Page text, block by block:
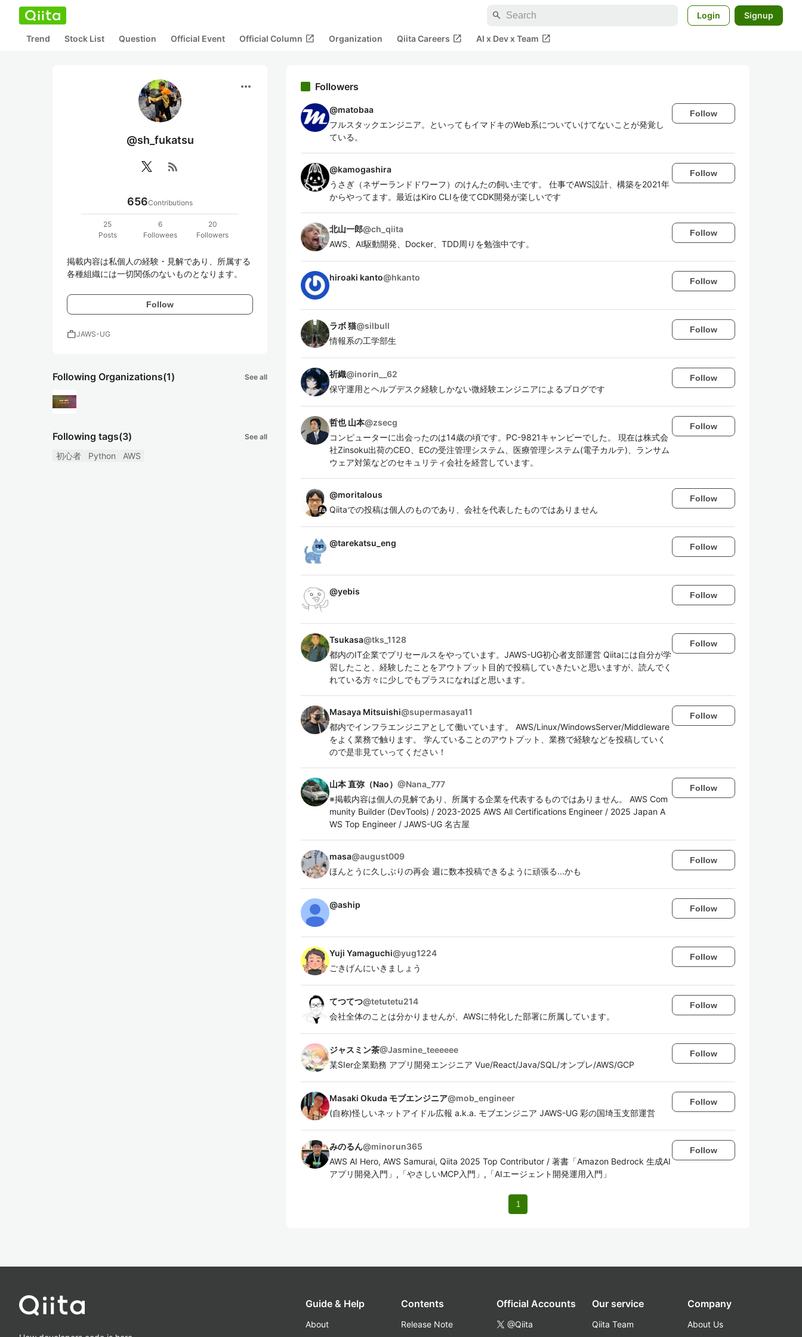
search Login Signup
Trend Stock List Question Official Event Official Column open_in_new Organization Qiita Careers open_in_new AI x Dev x Team open_in_new
more_horiz
@sh_fukatsu
rss_feed
656Contributions
25
Posts
6
Followees
20
Followers
掲載内容は私個人の経験・見解であり、所属する
各種組織には一切関係のないものとなります。
Follow
workJAWS-UG
Following Organizations(1) See all
Following tags(3) See all
初心者 Python AWS
Followers
@matobaa
フルスタックエンジニア。といってもイマドキのWeb系についていけてないことが発覚し
ている。
Follow
@kamogashira
うさぎ（ネザーランドドワーフ）のけんたの飼い主です。 仕事でAWS設計、構築を2021年
からやってます。最近はKiro CLIを使てCDK開発が楽しいです
Follow
北山一郎@ch_qiita
AWS、AI駆動開発、Docker、TDD周りを勉強中です。
Follow
hiroaki kanto@hkanto Follow
ラボ 猫@silbull
情報系の工学部生
Follow
祈織@inorin__62
保守運用とヘルプデスク経験しかない微経験エンジニアによるブログです
Follow
哲也 山本@zsecg
コンピューターに出会ったのは14歳の頃です。PC-9821キャンビーでした。 現在は株式会
社Zinsoku出荷のCEO、ECの受注管理システム、医療管理システム(電子カルテ)、ランサム
ウェア対策などのセキュリティ会社を経営しています。
Follow
@moritalous
Qiitaでの投稿は個人のものであり、会社を代表したものではありません
Follow
@tarekatsu_eng Follow
@yebis Follow
Tsukasa@tks_1128
都内のIT企業でプリセールスをやっています。JAWS-UG初心者支部運営 Qiitaには自分が学
習したこと、経験したことをアウトプット目的で投稿していきたいと思いますが、読んでく
れている方々に少しでもプラスになればと思います。
Follow
Masaya Mitsuishi@supermasaya11
都内でインフラエンジニアとして働いています。 AWS/Linux/WindowsServer/Middleware
をよく業務で触ります。 学んていることのアウトプット、業務で経験などを投稿していく
ので是非見ていってください！
Follow
山本 直弥（Nao） @Nana_777
※掲載内容は個人の見解であり、所属する企業を代表するものではありません。 AWS Com
munity Builder (DevTools) / 2023-2025 AWS All Certifications Engineer / 2025 Japan A
WS Top Engineer / JAWS-UG 名古屋
Follow
masa@august009
ほんとうに久しぶりの再会 週に数本投稿できるように頑張る...かも
Follow
@aship Follow
Yuji Yamaguchi@yug1224
ごきげんにいきましょう
Follow
てつてつ@tetutetu214
会社全体のことは分かりませんが、AWSに特化した部署に所属しています。
Follow
ジャスミン茶@Jasmine_teeeeee
某SIer企業勤務 アプリ開発エンジニア Vue/React/Java/SQL/オンプレ/AWS/GCP
Follow
Masaki Okuda モブエンジニア@mob_engineer
(自称)怪しいネットアイドル広報 a.k.a. モブエンジニア JAWS-UG 彩の国埼玉支部運営
Follow
みのるん@minorun365
AWS AI Hero, AWS Samurai, Qiita 2025 Top Contributor / 著書「Amazon Bedrock 生成AI
アプリ開発入門」,「やさしいMCP入門」,「AIエージェント開発運用入門」
Follow
1
Guide & Help
About
Contents
Release Note
Official Accounts
@Qiita
Our service
Qiita Team
Company
About Us